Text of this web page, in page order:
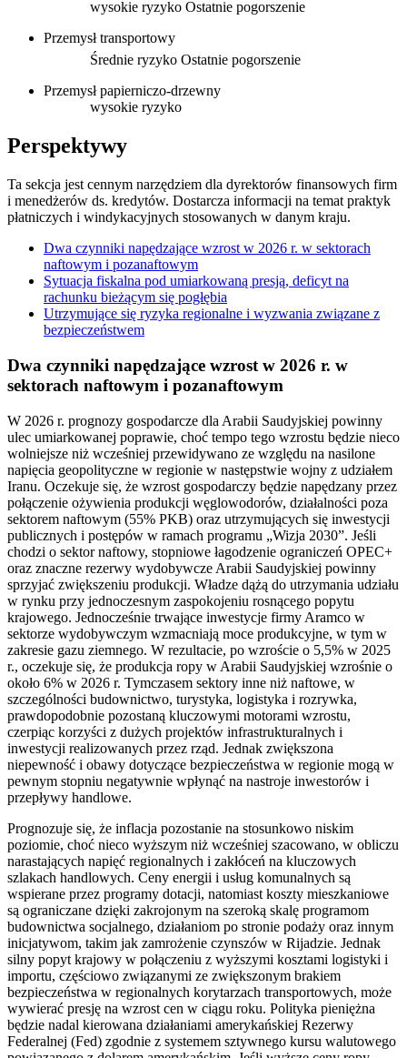
wysokie ryzyko Ostatnie pogorszenie
Przemysł transportowy
Średnie ryzyko Ostatnie pogorszenie
Przemysł papierniczo-drzewny
wysokie ryzyko
Perspektywy
Ta sekcja jest cennym narzędziem dla dyrektorów finansowych firm
i menedżerów ds. kredytów. Dostarcza informacji na temat praktyk
płatniczych i windykacyjnych stosowanych w danym kraju.
Dwa czynniki napędzające wzrost w 2026 r. w sektorach
naftowym i pozanaftowym
Sytuacja fiskalna pod umiarkowaną presją, deficyt na
rachunku bieżącym się pogłębia
Utrzymujące się ryzyka regionalne i wyzwania związane z
bezpieczeństwem
Dwa czynniki napędzające wzrost w 2026 r. w
sektorach naftowym i pozanaftowym
W 2026 r. prognozy gospodarcze dla Arabii Saudyjskiej powinny
ulec umiarkowanej poprawie, choć tempo tego wzrostu będzie nieco
wolniejsze niż wcześniej przewidywano ze względu na nasilone
napięcia geopolityczne w regionie w następstwie wojny z udziałem
Iranu. Oczekuje się, że wzrost gospodarczy będzie napędzany przez
połączenie ożywienia produkcji węglowodorów, działalności poza
sektorem naftowym (55% PKB) oraz utrzymujących się inwestycji
publicznych i postępów w ramach programu „Wizja 2030”. Jeśli
chodzi o sektor naftowy, stopniowe łagodzenie ograniczeń OPEC+
oraz znaczne rezerwy wydobywcze Arabii Saudyjskiej powinny
sprzyjać zwiększeniu produkcji. Władze dążą do utrzymania udziału
w rynku przy jednoczesnym zaspokojeniu rosnącego popytu
krajowego. Jednocześnie trwające inwestycje firmy Aramco w
sektorze wydobywczym wzmacniają moce produkcyjne, w tym w
zakresie gazu ziemnego. W rezultacie, po wzroście o 5,5% w 2025
r., oczekuje się, że produkcja ropy w Arabii Saudyjskiej wzrośnie o
około 6% w 2026 r. Tymczasem sektory inne niż naftowe, w
szczególności budownictwo, turystyka, logistyka i rozrywka,
prawdopodobnie pozostaną kluczowymi motorami wzrostu,
czerpiąc korzyści z dużych projektów infrastrukturalnych i
inwestycji realizowanych przez rząd. Jednak zwiększona
niepewność i obawy dotyczące bezpieczeństwa w regionie mogą w
pewnym stopniu negatywnie wpłynąć na nastroje inwestorów i
przepływy handlowe.
Prognozuje się, że inflacja pozostanie na stosunkowo niskim
poziomie, choć nieco wyższym niż wcześniej szacowano, w obliczu
narastających napięć regionalnych i zakłóceń na kluczowych
szlakach handlowych. Ceny energii i usług komunalnych są
wspierane przez programy dotacji, natomiast koszty mieszkaniowe
są ograniczane dzięki zakrojonym na szeroką skalę programom
budownictwa socjalnego, działaniom po stronie podaży oraz innym
inicjatywom, takim jak zamrożenie czynszów w Rijadzie. Jednak
silny popyt krajowy w połączeniu z wyższymi kosztami logistyki i
importu, częściowo związanymi ze zwiększonym brakiem
bezpieczeństwa w regionalnych korytarzach transportowych, może
wywierać presję na wzrost cen w ciągu roku. Polityka pieniężna
będzie nadal kierowana działaniami amerykańskiej Rezerwy
Federalnej (Fed) zgodnie z systemem sztywnego kursu walutowego